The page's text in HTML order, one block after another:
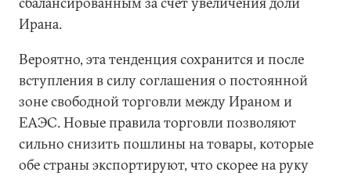
Ирана.
Вероятно, эта тенденция сохранится и после
вступления в силу соглашения о постоянной
зоне свободной торговли между Ираном и
ЕАЭС. Новые правила торговли позволяют
сильно снизить пошлины на товары, которые
обе страны экспортируют, что скорее на руку